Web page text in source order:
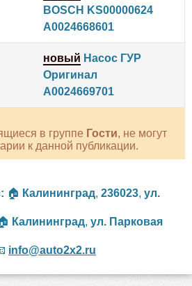
BOSCH KS00000624
A0024668601
новый Насос ГУР
Оригинал
A0024669701
в группе Гости, не могут
к данной публикации.
🏠 Калининград, 236023, ул.
Калининград, ул. Парковая
info@auto2x2.ru